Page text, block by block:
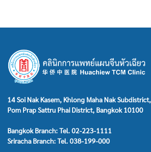
14 Soi Nak Kasem, Khlong Maha Nak Subdistrict,
Pom Prap Sattru Phai District, Bangkok 10100
Bangkok Branch: Tel. 02-223-1111
Sriracha Branch: Tel. 038-199-000